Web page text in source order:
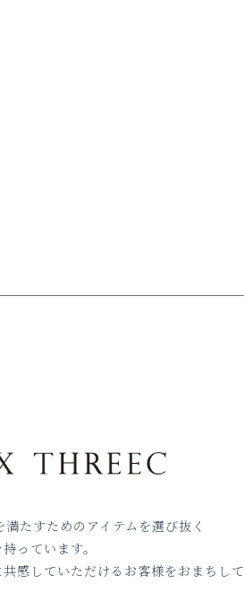
たすためのアイテムを選び抜く
っています。
感していただけるお客様をおまちして